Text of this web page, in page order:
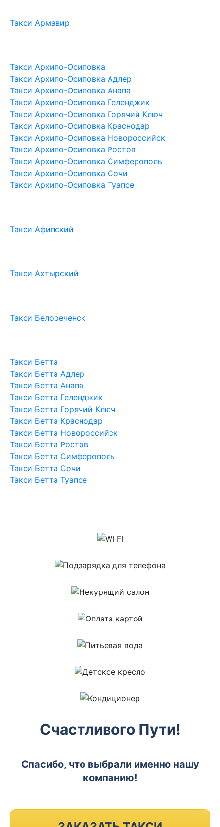
Такси Армавир
Такси Архипо-Осиповка
Такси Архипо-Осиповка Адлер
Такси Архипо-Осиповка Анапа
Такси Архипо-Осиповка Геленджик
Такси Архипо-Осиповка Горячий Ключ
Такси Архипо-Осиповка Краснодар
Такси Архипо-Осиповка Новороссийск
Такси Архипо-Осиповка Ростов
Такси Архипо-Осиповка Симферополь
Такси Архипо-Осиповка Сочи
Такси Архипо-Осиповка Туапсе
Такси Афипский
Такси Ахтырский
Такси Белореченск
Такси Бетта
Такси Бетта Адлер
Такси Бетта Анапа
Такси Бетта Геленджик
Такси Бетта Горячий Ключ
Такси Бетта Краснодар
Такси Бетта Новороссийск
Такси Бетта Ростов
Такси Бетта Симферополь
Такси Бетта Сочи
Такси Бетта Туапсе
Счастливого Пути!
Спасибо, что выбрали именно нашу
компанию!